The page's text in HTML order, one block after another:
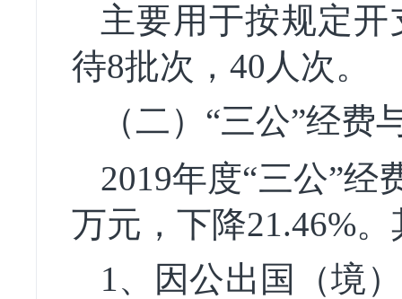
主要用于按规定
待8批次，40人次。
（二）“三公”经
2019年度“三公”经
万元，下降21.46%
1、因公出国（境